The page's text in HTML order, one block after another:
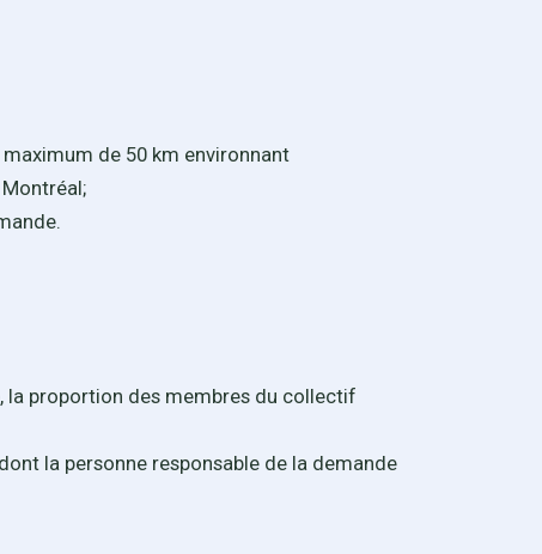
de 50 km environnant
la proportion des membres du collectif
la personne responsable de la demande